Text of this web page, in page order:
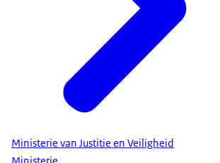
Ministerie van Justitie en Veiligheid